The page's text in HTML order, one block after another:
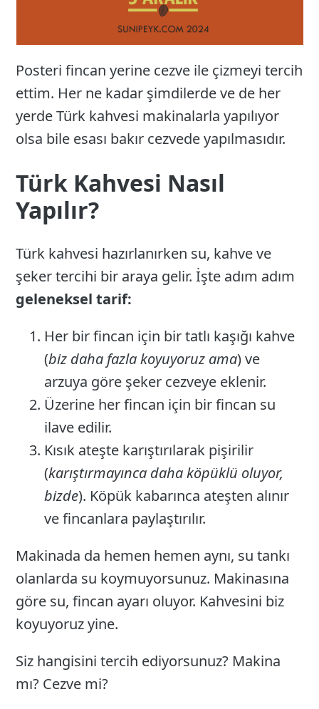
Posteri fincan yerine cezve ile çizmeyi tercih
ettim. Her ne kadar şimdilerde ve de her
yerde Türk kahvesi makinalarla yapılıyor
olsa bile esası bakır cezvede yapılmasıdır.
Türk Kahvesi Nasıl
Yapılır?
Türk kahvesi hazırlanırken su, kahve ve
şeker tercihi bir araya gelir. İşte adım adım
geleneksel tarif:
Her bir fincan için bir tatlı kaşığı kahve
(biz daha fazla koyuyoruz ama) ve
arzuya göre şeker cezveye eklenir.
Üzerine her fincan için bir fincan su
ilave edilir.
Kısık ateşte karıştırılarak pişirilir
(karıştırmayınca daha köpüklü oluyor,
bizde). Köpük kabarınca ateşten alınır
ve fincanlara paylaştırılır.
Makinada da hemen hemen aynı, su tankı
olanlarda su koymuyorsunuz. Makinasına
göre su, fincan ayarı oluyor. Kahvesini biz
koyuyoruz yine.
Siz hangisini tercih ediyorsunuz? Makina
mı? Cezve mi?